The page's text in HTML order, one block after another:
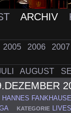
ARCHIV
2005 2006 2007
AUGUST
KATEGORIE